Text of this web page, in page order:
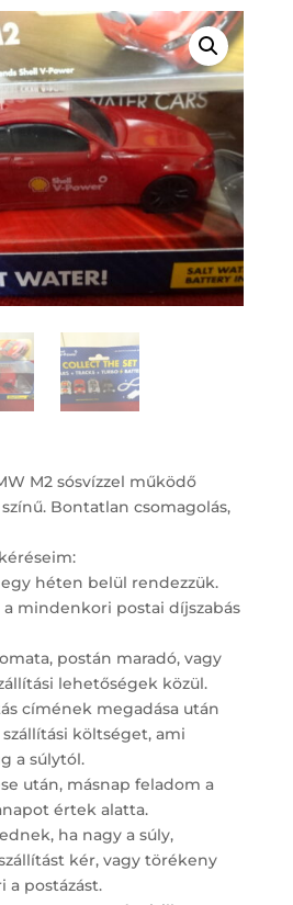
M2 sósvízzel működő
Bontatlan csomagolás,
héten belül rendezzük.
a mindenkori postai díjszabás
postán maradó, vagy
lehetőségek közül.
címének megadása után
költséget, ami
a súlytól.
után, másnap feladom a
értek alatta.
ha nagy a súly,
kér, vagy törékeny
a postázást.